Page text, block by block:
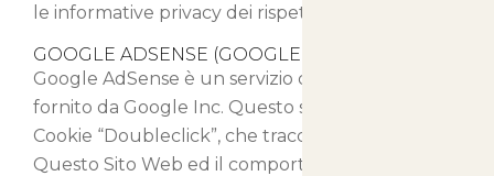
le informative privacy dei rispettivi servizi.
GOOGLE ADSENSE (GOOGLE INC.)
Google AdSense è un servizio di advertising
fornito da Google Inc. Questo servizio usa il
Cookie “Doubleclick”, che traccia l’utilizzo di
Questo Sito Web ed il comportamento